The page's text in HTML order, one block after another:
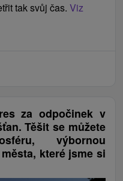
tak svůj čas. Viz
za odpočinek v
Těšit se můžete
výbornou
které jsme si